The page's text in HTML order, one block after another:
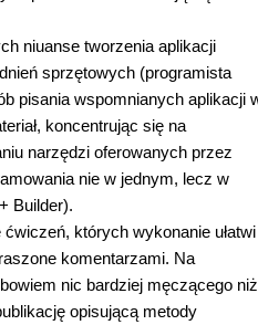
niuanse tworzenia aplikacji
sprzętowych (programista
pisania wspomnianych aplikacji
koncentrując się na
narzędzi oferowanych przez
nie w jednym, lecz w
Builder).
których wykonanie ułatwi
komentarzami. Na
nic bardziej męczącego niż
opisującą metody